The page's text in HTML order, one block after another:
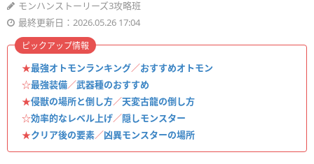
モンハンストーリーズ3攻略班
最終更新日：2026.05.26 17:04
★最強オトモンランキング／おすすめオトモン
☆最強装備／武器種のおすすめ
★侵獣の場所と倒し方／天変古龍の倒し方
☆効率的なレベル上げ／隠しモンスター
★クリア後の要素／凶異モンスターの場所
ピックアップ情報